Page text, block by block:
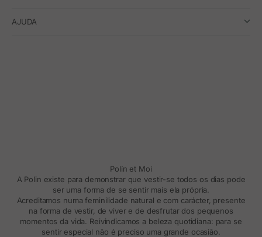
AJUDA
Polín et Moi
A Polin existe para demonstrar que vestir-se todos os dias pode
ser uma forma de se sentir mais ela própria.
Acreditamos numa feminilidade natural e com carácter, presente
na forma de vestir, de viver e de desfrutar dos pequenos
momentos da vida. Reivindicamos a beleza quotidiana: para se
sentir especial não é preciso uma grande ocasião.